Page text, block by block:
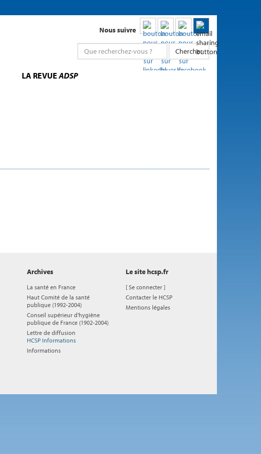
Nous suivre
Chercher
LA REVUEADSP
Archives
La santé en France
Haut Comité de la santé
publique (1992-2004)
Conseil supérieur d'hygiène
publique de France (1902-2004)
Lettre de diffusion
HCSP Informations
Informations
Le site hcsp.fr
[Se connecter ]
Contacter le HCSP
Mentions légales